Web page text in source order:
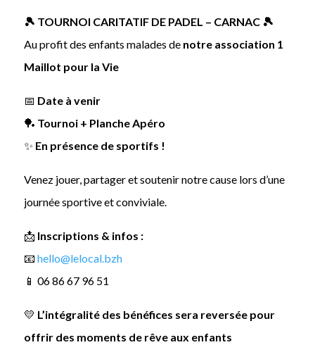
🎾 TOURNOI CARITATIF DE PADEL – CARNAC 🎾
Au profit des enfants malades de notre association 1
Maillot pour la Vie
📅 Date à venir
🏓 Tournoi + Planche Apéro
✨ En présence de sportifs !
Venez jouer, partager et soutenir notre cause lors d’une
journée sportive et conviviale.
📩 Inscriptions & infos :
📧 hello@lelocal.bzh
📱 06 86 67 96 51
💛 L’intégralité des bénéfices sera reversée pour
offrir des moments de rêve aux enfants